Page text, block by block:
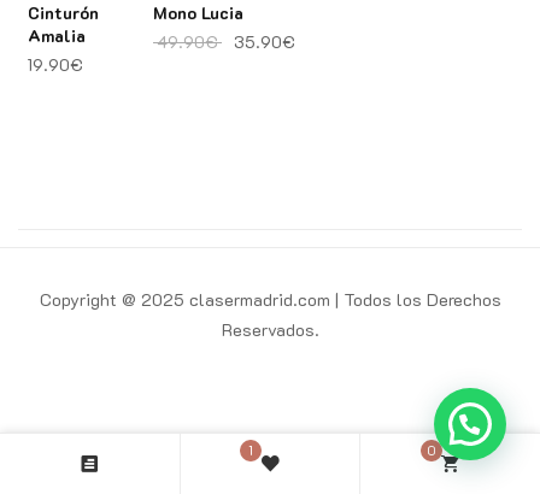
1 0
Cinturón
Amalia
19.90€
Mono Lucia
49.90€ El precio original era: 49.90€.
35.90€
Copyright @ 2025 clasermadrid.com | Todos los Derechos
Reservados.